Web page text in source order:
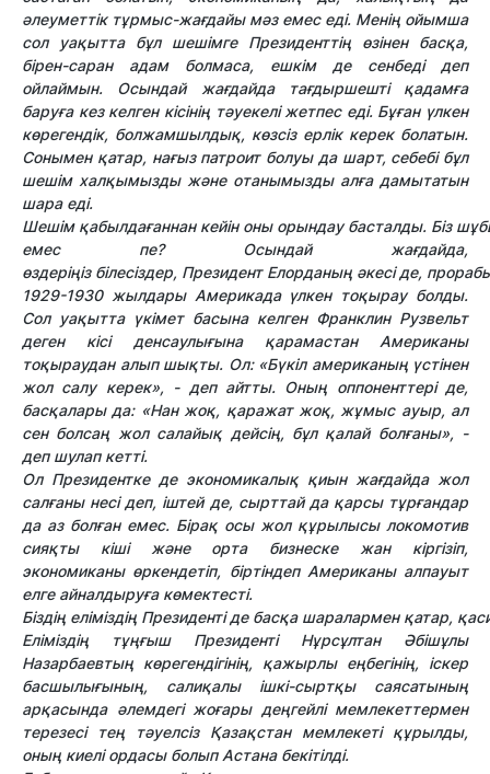
әлеуметтік тұрмыс-жағдайы мәз емес еді. Менің ойымша
сол уақытта бұл шешімге Президенттің өзінен басқа,
бірен-саран адам болмаса, ешкім де сенбеді деп
ойлаймын. Осындай жағдайда тағдыршешті қадамға
баруға кез келген кісінің тәуекелі жетпес еді. Бұған үлкен
көрегендік, болжамшылдық, көзсіз ерлік керек болатын.
Сонымен қатар, нағыз патроит болуы да шарт, себебі бұл
шешім халқымызды және отанымызды алға дамытатын
шара еді.
Шешім қабылдағаннан кейін оны орындау басталды. Біз
емес пе? Осындай жағдайда,
өздеріңіз білесіздер, Президент Елорданың әкесі де,
1929-1930 жылдары Америкада үлкен тоқырау болды.
Сол уақытта үкімет басына келген Франклин Рузвельт
деген кісі денсаулығына қарамастан Американы
тоқыраудан алып шықты. Ол: «Бүкіл американың үстінен
жол салу керек», - деп айтты. Оның оппоненттері де,
басқалары да: «Нан жоқ, қаражат жоқ, жұмыс ауыр, ал
сен болсаң жол салайық дейсің, бұл қалай болғаны», -
деп шулап кетті.
Ол Президентке де экономикалық қиын жағдайда жол
салғаны несі деп, іштей де, сырттай да қарсы тұрғандар
да аз болған емес. Бірақ осы жол құрылысы локомотив
сияқты кіші және орта бизнеске жан кіргізіп,
экономиканы өркендетіп, біртіндеп Американы алпауыт
елге айналдыруға көмектесті.
Біздің еліміздің Президенті де басқа шаралармен
Еліміздің тұңғыш Президенті Нұрсұлтан Әбішұлы
Назарбаевтың көрегендігінің, қажырлы еңбегінің, іскер
басшылығының, салиқалы ішкі-сыртқы саясатының
арқасында әлемдегі жоғары деңгейлі мемлекеттермен
терезесі тең тәуелсіз Қазақстан мемлекеті құрылды,
оның киелі ордасы болып Астана бекітілді.